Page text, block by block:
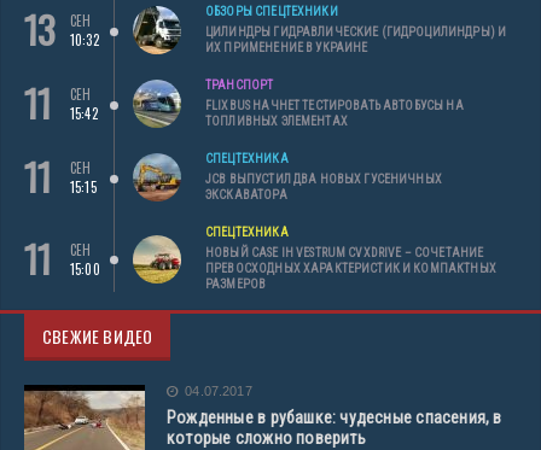
13
СЕН
10:32
ОБЗОРЫ СПЕЦТЕХНИКИ
ЦИЛИНДРЫ ГИДРАВЛИЧЕСКИЕ (ГИДРОЦИЛИНДРЫ) И
ИХ ПРИМЕНЕНИЕ В УКРАИНЕ
11
СЕН
15:42
ТРАНСПОРТ
FLIXBUS НАЧНЕТ ТЕСТИРОВАТЬ АВТОБУСЫ НА
ТОПЛИВНЫХ ЭЛЕМЕНТАХ
11
СЕН
15:15
СПЕЦТЕХНИКА
JCB ВЫПУСТИЛ ДВА НОВЫХ ГУСЕНИЧНЫХ
ЭКСКАВАТОРА
11
СЕН
15:00
СПЕЦТЕХНИКА
НОВЫЙ CASE IH VESTRUM CVXDRIVE – СОЧЕТАНИЕ
ПРЕВОСХОДНЫХ ХАРАКТЕРИСТИК И КОМПАКТНЫХ
РАЗМЕРОВ
СВЕЖИЕ ВИДЕО
04.07.2017
Рожденные в рубашке: чудесные спасения, в
которые сложно поверить